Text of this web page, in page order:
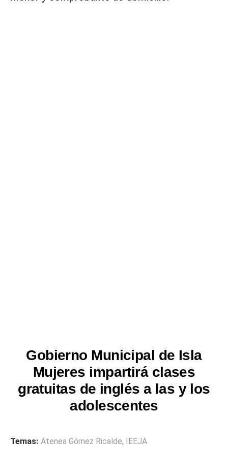
Gobierno Municipal de Isla
Mujeres impartirá clases
gratuitas de inglés a las y los
adolescentes
Temas: Atenea Gómez Ricalde, IEEJA